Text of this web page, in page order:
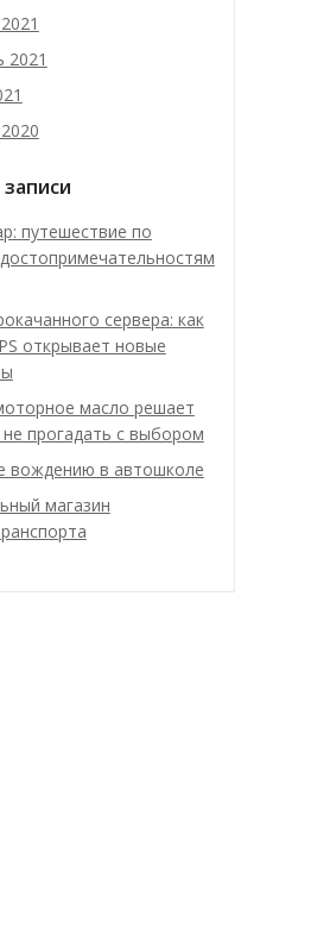
2021
путешествие по
сервера: как
открывает новые
масло решает
не прогадать с выбором
вождению в автошколе
магазин